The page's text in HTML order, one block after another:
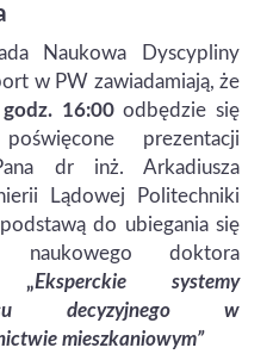
Naukowa Dyscypliny
w PW zawiadamiają, że
16:00 odbędzie się
prezentacji
dr inż. Arkadiusza
Lądowej Politechniki
do ubiegania się
doktora
Eksperckie systemy
decyzyjnego w
mieszkaniowym”